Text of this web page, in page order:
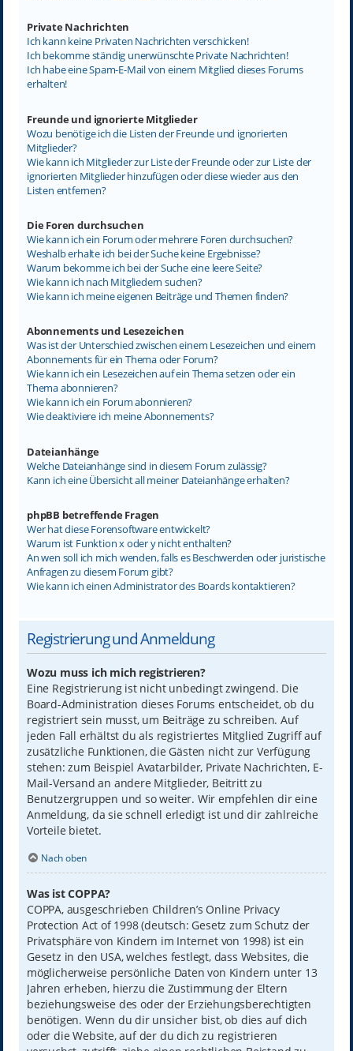
Private Nachrichten
Ich kann keine Privaten Nachrichten verschicken!
Ich bekomme ständig unerwünschte Private Nachrichten!
Ich habe eine Spam-E-Mail von einem Mitglied dieses Forums
erhalten!
Freunde und ignorierte Mitglieder
Wozu benötige ich die Listen der Freunde und ignorierten
Mitglieder?
Wie kann ich Mitglieder zur Liste der Freunde oder zur Liste der
ignorierten Mitglieder hinzufügen oder diese wieder aus den
Listen entfernen?
Die Foren durchsuchen
Wie kann ich ein Forum oder mehrere Foren durchsuchen?
Weshalb erhalte ich bei der Suche keine Ergebnisse?
Warum bekomme ich bei der Suche eine leere Seite?
Wie kann ich nach Mitgliedern suchen?
Wie kann ich meine eigenen Beiträge und Themen finden?
Abonnements und Lesezeichen
Was ist der Unterschied zwischen einem Lesezeichen und einem
Abonnements für ein Thema oder Forum?
Wie kann ich ein Lesezeichen auf ein Thema setzen oder ein
Thema abonnieren?
Wie kann ich ein Forum abonnieren?
Wie deaktiviere ich meine Abonnements?
Dateianhänge
Welche Dateianhänge sind in diesem Forum zulässig?
Kann ich eine Übersicht all meiner Dateianhänge erhalten?
phpBB betreffende Fragen
Wer hat diese Forensoftware entwickelt?
Warum ist Funktion x oder y nicht enthalten?
An wen soll ich mich wenden, falls es Beschwerden oder juristische
Anfragen zu diesem Forum gibt?
Wie kann ich einen Administrator des Boards kontaktieren?
Registrierung und Anmeldung
Wozu muss ich mich registrieren?
Eine Registrierung ist nicht unbedingt zwingend. Die
Board-Administration dieses Forums entscheidet, ob du
registriert sein musst, um Beiträge zu schreiben. Auf
jeden Fall erhältst du als registriertes Mitglied Zugriff auf
zusätzliche Funktionen, die Gästen nicht zur Verfügung
stehen: zum Beispiel Avatarbilder, Private Nachrichten, E-
Mail-Versand an andere Mitglieder, Beitritt zu
Benutzergruppen und so weiter. Wir empfehlen dir eine
Anmeldung, da sie schnell erledigt ist und dir zahlreiche
Vorteile bietet.
Nach oben
Was ist COPPA?
COPPA, ausgeschrieben Children’s Online Privacy
Protection Act of 1998 (deutsch: Gesetz zum Schutz der
Privatsphäre von Kindern im Internet von 1998) ist ein
Gesetz in den USA, welches festlegt, dass Websites, die
möglicherweise persönliche Daten von Kindern unter 13
Jahren erheben, hierzu die Zustimmung der Eltern
beziehungsweise des oder der Erziehungsberechtigten
benötigen. Wenn du dir unsicher bist, ob dies auf dich
oder die Website, auf der du dich zu registrieren